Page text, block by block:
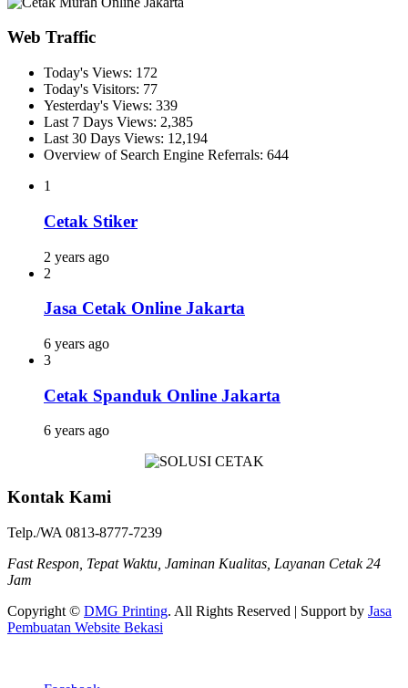
Web Traffic
Today's Views: 172
Today's Visitors: 77
Yesterday's Views: 339
Last 7 Days Views: 2,385
Last 30 Days Views: 12,194
Overview of Search Engine Referrals: 644
1
Cetak Stiker
2 years ago
2
Jasa Cetak Online Jakarta
6 years ago
3
Cetak Spanduk Online Jakarta
6 years ago
Kontak Kami
Telp./WA 0813-8777-7239
Fast Respon, Tepat Waktu, Jaminan Kualitas, Layanan Cetak 24
Jam
Copyright © DMG Printing. All Rights Reserved | Support by Jasa
Pembuatan Website Bekasi